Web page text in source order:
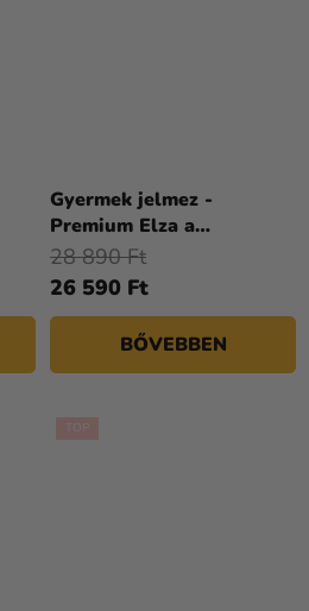
Gyermek jelmez -
Premium Elza a
Jégvarázsból
26 590 Ft
28 890 Ft
BŐVEBBEN